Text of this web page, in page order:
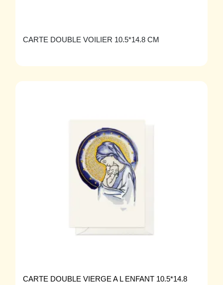
CARTE DOUBLE VOILIER 10.5*14.8 CM
CARTE DOUBLE VIERGE A L ENFANT 10.5*14.8